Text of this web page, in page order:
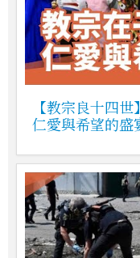
【教宗良十四
仁愛與希望的盛